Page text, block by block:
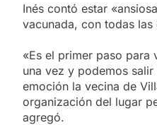
Inés contó estar
vacunada, con todas las
«Es el primer paso para
una vez y podemos
emoción la vecina de
organización del lugar
agregó.